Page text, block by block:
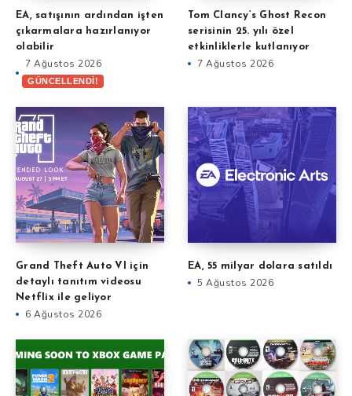
EA, satışının ardından işten
çıkarmalara hazırlanıyor
olabilir
7 Ağustos 2026
GÜNCELLENDİ!
Tom Clancy’s Ghost Recon
serisinin 25. yılı özel
etkinliklerle kutlanıyor
7 Ağustos 2026
Grand Theft Auto VI için
detaylı tanıtım videosu
Netflix ile geliyor
6 Ağustos 2026
EA, 55 milyar dolara satıldı
5 Ağustos 2026